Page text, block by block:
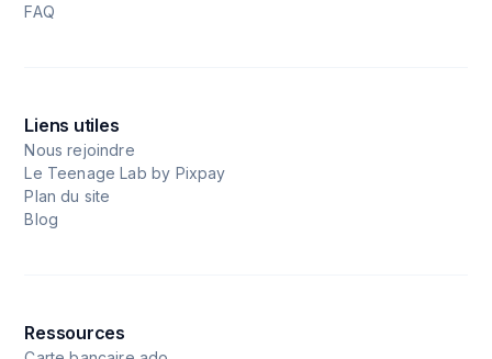
FAQ
Liens utiles
Nous rejoindre
Le Teenage Lab by Pixpay
Plan du site
Blog
Ressources